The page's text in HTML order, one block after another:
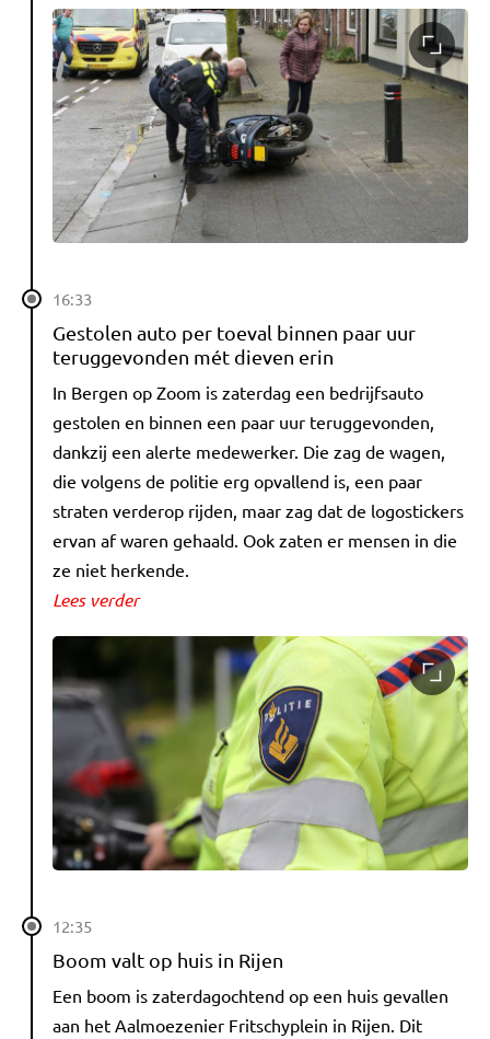
16:33
Gestolen auto per toeval binnen paar uur
teruggevonden mét dieven erin
In Bergen op Zoom is zaterdag een bedrijfsauto
gestolen en binnen een paar uur teruggevonden,
dankzij een alerte medewerker. Die zag de wagen,
die volgens de politie erg opvallend is, een paar
straten verderop rijden, maar zag dat de logostickers
ervan af waren gehaald. Ook zaten er mensen in die
ze niet herkende.
Lees verder
12:35
Boom valt op huis in Rijen
Een boom is zaterdagochtend op een huis gevallen
aan het Aalmoezenier Fritschyplein in Rijen. Dit